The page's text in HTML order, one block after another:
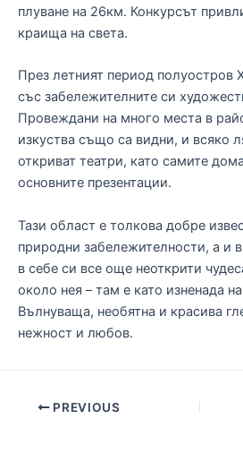
плуване на 26км. Конкурсът
краища на света.
През летният период полуостров
със забележителните си
Провеждани на много места в
изкуства също са видни, и всяко
откриват театри, като самите
основните презентации.
Тази област е толкова добре
природни забележителности, а и
в себе си все още неоткрити
около нея – там е като изненада
Вълнуваща, необятна и красива
нежност и любов.
Post PREVIOUS